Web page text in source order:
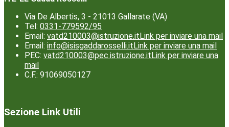
Via De Albertis, 3 - 21013 Gallarate (VA)
Tel: 0331-779592/95
Email: vatd210003@istruzione.itLink per inviare una mail
Email: info@isisgaddarosselli.itLink per inviare una mail
PEC: vatd210003@pec.istruzione.itLink per inviare una
mail
C.F.: 91069050127
Sezione Link Utili